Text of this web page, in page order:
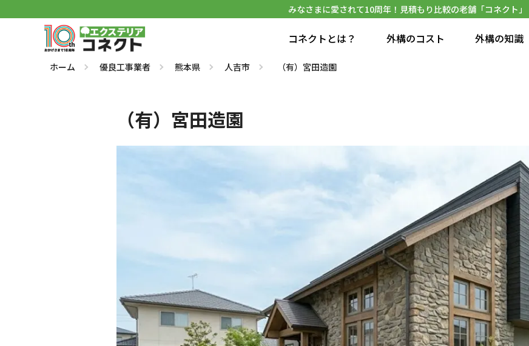
みなさまに愛されて10周年！見積もり比較の老舗「コネクト」
コネクトとは？ 外構のコスト 外構の知識
ホーム 優良工事業者 熊本県 人吉市 （有）宮田造園
（有）宮田造園